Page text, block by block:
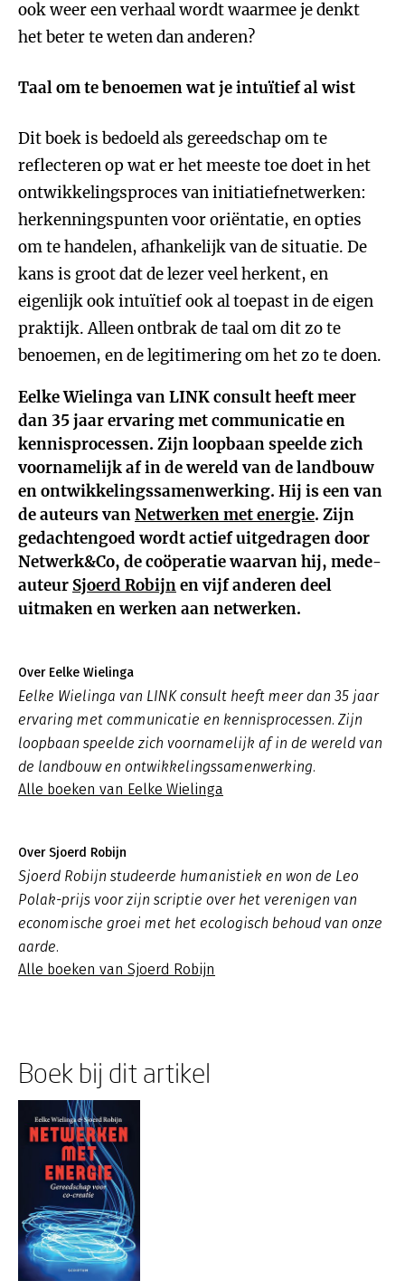
ook weer een verhaal wordt waarmee je denkt
het beter te weten dan anderen?
Taal om te benoemen wat je intuïtief al wist
Dit boek is bedoeld als gereedschap om te
reflecteren op wat er het meeste toe doet in het
ontwikkelingsproces van initiatiefnetwerken:
herkenningspunten voor oriëntatie, en opties
om te handelen, afhankelijk van de situatie. De
kans is groot dat de lezer veel herkent, en
eigenlijk ook intuïtief ook al toepast in de eigen
praktijk. Alleen ontbrak de taal om dit zo te
benoemen, en de legitimering om het zo te doen.
Eelke Wielinga van LINK consult heeft meer
dan 35 jaar ervaring met communicatie en
kennisprocessen. Zijn loopbaan speelde zich
voornamelijk af in de wereld van de landbouw
en ontwikkelingssamenwerking. Hij is een van
de auteurs vanNetwerken met energie. Zijn
gedachtengoed wordt actief uitgedragen door
Netwerk&Co, de coöperatie waarvan hij, mede-
auteur Sjoerd Robijnen vijf anderen deel
uitmaken en werken aan netwerken.
Over Eelke Wielinga
Eelke Wielinga van LINK consult heeft meer dan 35 jaar
ervaring met communicatie en kennisprocessen. Zijn
loopbaan speelde zich voornamelijk af in de wereld van
de landbouw en ontwikkelingssamenwerking.
Alle boeken van Eelke Wielinga
Over Sjoerd Robijn
Sjoerd Robijn studeerde humanistiek en won de Leo
Polak-prijs voor zijn scriptie over het verenigen van
economische groei met het ecologisch behoud van onze
aarde.
Alle boeken van Sjoerd Robijn
Boek bij dit artikel